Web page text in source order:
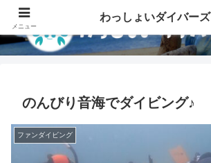
のんびり音海でダイビング♪
ファンダイビング
メニュー
わっしょいダイバーズ